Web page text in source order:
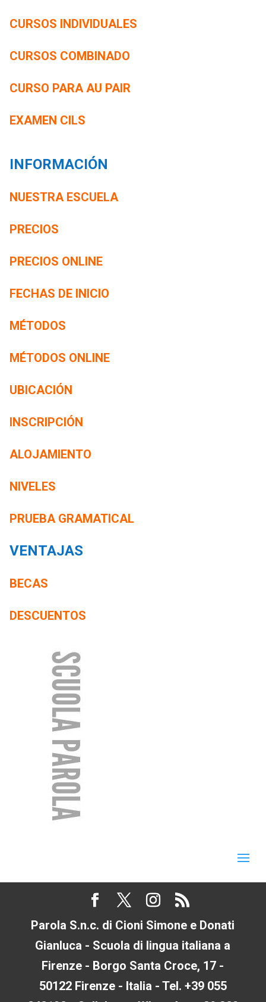
CURSOS INDIVIDUALES
CURSOS COMBINADO
CURSO PARA AU PAIR
EXAMEN CILS
INFORMACIÓN
NUESTRA ESCUELA
PRECIOS
PRECIOS ONLINE
FECHAS DE INICIO
MÉTODOS
MÉTODOS ONLINE
UBICACIÓN
INSCRIPCIÓN
ALOJAMIENTO
NIVELES
PRUEBA GRAMATICAL
VENTAJAS
BECAS
DESCUENTOS
Parola S.n.c. di Cioni Simone e Donati
Gianluca - Scuola di lingua italiana a
Firenze - Borgo Santa Croce, 17 -
50122 Firenze - Italia - Tel. +39 055